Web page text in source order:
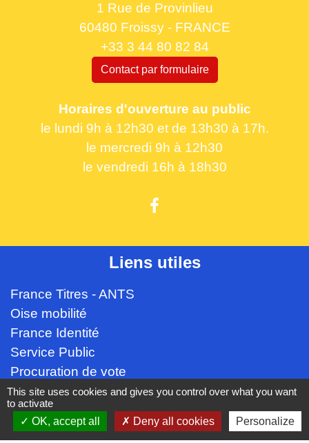
1 Rue de Provinlieu
60480 Froissy - FRANCE
+33 3 44 80 82 84
Contact par formulaire
Horaires d'ouverture au public
le lundi 9h à 12h30 et de 13h30 à 17h.
le mercredi 9h à 12h30
le vendredi 16h à 18h30
Liens utiles
France Titres - ANTS
Oise mobilité
France Identité
Service Public
Procuration de vote
Partenaires institutionnels
CC Oise Picarde
This site uses cookies and gives you control over what you want
to activate
OK, accept all
Deny all cookies Personalize